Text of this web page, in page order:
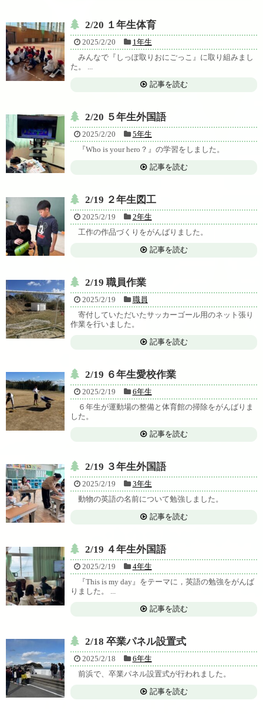
2/20 １年生体育
2025/2/20
1年生
みんなで『しっぽ取りおにごっこ』に取り組みまし
た。 ...
記事を読む
2/20 ５年生外国語
2025/2/20
5年生
『Who is your hero？』の学習をしました。
記事を読む
2/19 ２年生図工
2025/2/19
2年生
工作の作品づくりをがんばりました。
記事を読む
2/19 職員作業
2025/2/19
職員
寄付していただいたサッカーゴール用のネット張り
作業を行いました。
記事を読む
2/19 ６年生愛校作業
2025/2/19
6年生
６年生が運動場の整備と体育館の掃除をがんばりま
した。
記事を読む
2/19 ３年生外国語
2025/2/19
3年生
動物の英語の名前について勉強しました。
記事を読む
2/19 ４年生外国語
2025/2/19
4年生
『This is my day』をテーマに，英語の勉強をがんば
りました。 ...
記事を読む
2/18 卒業パネル設置式
2025/2/18
6年生
前浜で、卒業パネル設置式が行われました。
記事を読む